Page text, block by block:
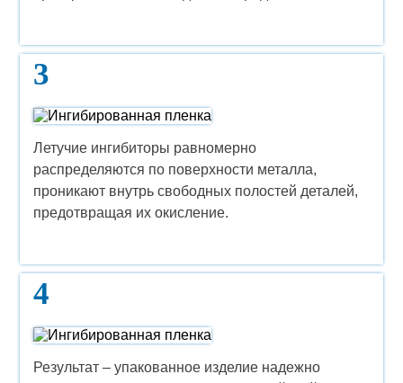
3
Летучие ингибиторы равномерно
распределяются по поверхности металла,
проникают внутрь свободных полостей деталей,
предотвращая их окисление.
4
Результат – упакованное изделие надежно